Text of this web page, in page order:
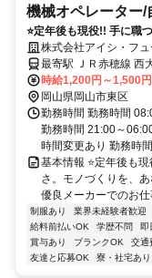
機械オペレーター/
⭐定年後も現役!! 手に職
を、あなたと～特別手当
お仕事
株式会社アイシ・フ
最寄駅 ＪＲ赤穂線 西
時給1,200円～1,500円
岡山県岡山市東区
勤務時間 勤務時間
勤務時間 21:00～
時間変更あり 勤務時
基本情報 ⭐定年後も
さ。モノづくりを、
優良メーカーでのお
制服あり 業界未経験者歓迎
給料前払いOK
学歴不問 即
賞与あり
ブランクOK 交通
友達と応募OK
寮・社宅あり